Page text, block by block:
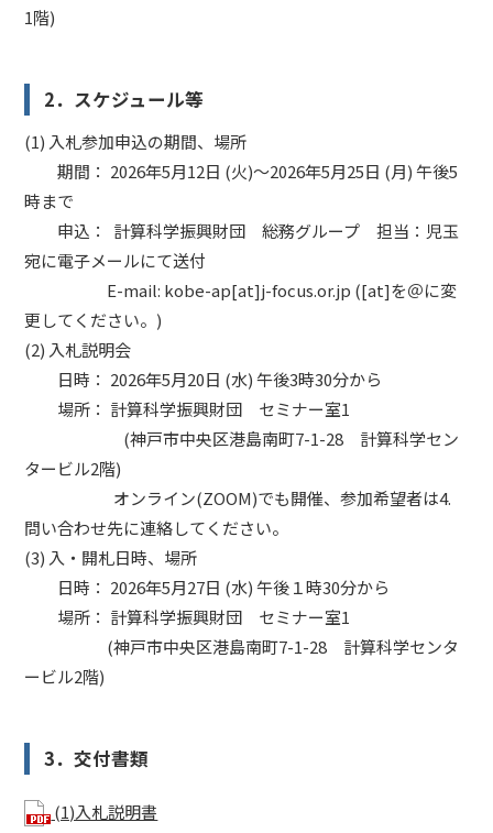
1階)
2．スケジュール等
(1) 入札参加申込の期間、場所
期間： 2026年5月12日 (火)～2026年5月25日 (月) 午後5
時まで
申込： 計算科学振興財団 総務グループ 担当：児玉
宛に電子メールにて送付
E-mail: kobe-ap[at]j-focus.or.jp ([at]を＠に変
更してください。)
(2) 入札説明会
日時： 2026年5月20日 (水) 午後3時30分から
場所： 計算科学振興財団 セミナー室1
(神戸市中央区港島南町7-1-28 計算科学セン
タービル2階)
オンライン(ZOOM)でも開催、参加希望者は4.
問い合わせ先に連絡してください。
(3) 入・開札日時、場所
日時： 2026年5月27日 (水) 午後１時30分から
場所： 計算科学振興財団 セミナー室1
(神戸市中央区港島南町7-1-28 計算科学センタ
ービル2階)
3．交付書類
(1)入札説明書